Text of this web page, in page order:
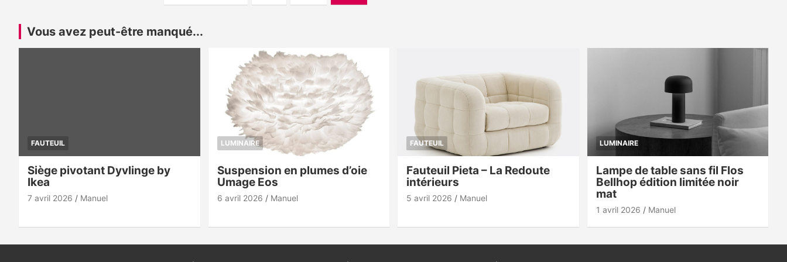
publications
Vous avez peut-être manqué...
FAUTEUIL
Siège pivotant Dyvlinge by
Ikea
7 avril 2026 Manuel
LUMINAIRE
Suspension en plumes d’oie
Umage Eos
6 avril 2026 Manuel
FAUTEUIL
Fauteuil Pieta – La Redoute
intérieurs
5 avril 2026 Manuel
LUMINAIRE
Lampe de table sans fil Flos
Bellhop édition limitée noir
mat
1 avril 2026 Manuel